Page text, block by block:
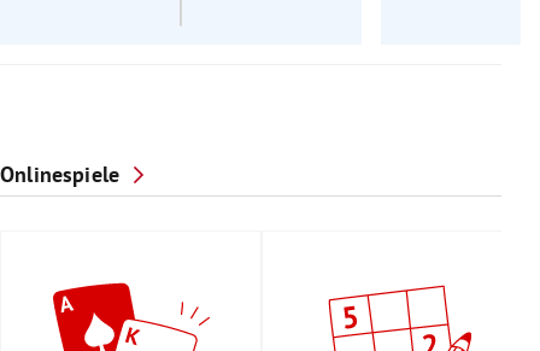
Onlinespiele